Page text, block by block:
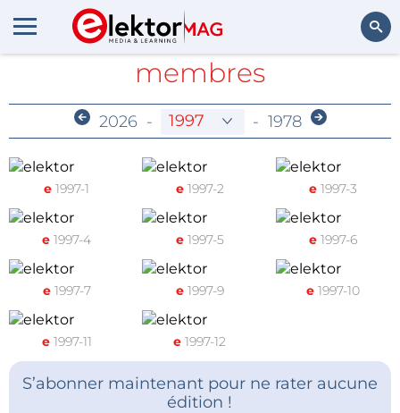
Archives réservées aux
membres
2026 - - 1978
e1997-1 e 1997-2 e1997-3
e1997-4 e 1997-5 e1997-6
e 1997-7 e 1997-9 e1997-10
e 1997-11 e1997-12
S’abonner maintenant pour ne rater aucune
édition !